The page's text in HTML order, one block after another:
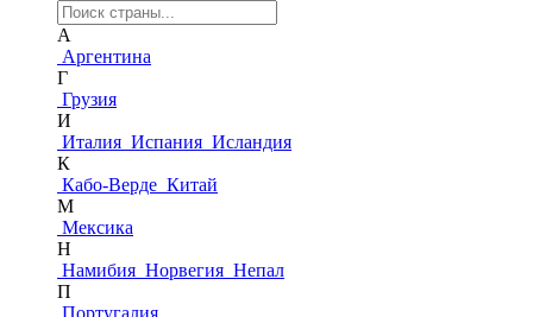
А
Аргентина
Г
Грузия
И
Италия Испания Исландия
К
Кабо-Верде Китай
М
Мексика
Н
Намибия Норвегия Непал
П
Португалия